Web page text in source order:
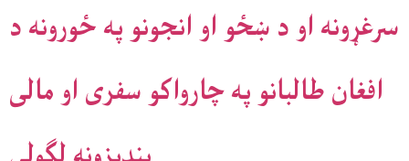
سرغړونه او د ښځو او انجونو په ځورونه د
افغان طالبانو په چارواکو سفری او مالی